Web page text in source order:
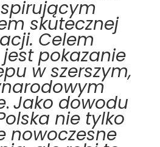
skutecznej
Celem
pokazanie
w szerszym,
. Jako dowodu
nie tylko
nowoczesne